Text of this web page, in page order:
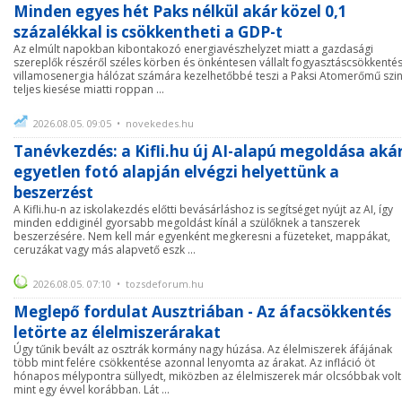
Minden egyes hét Paks nélkül akár közel 0,1
százalékkal is csökkentheti a GDP-t
Az elmúlt napokban kibontakozó energiavészhelyzet miatt a gazdasági
szereplők részéről széles körben és önkéntesen vállalt
villamosenergia hálózat számára kezelhetőbbé teszi a Paksi Atomerőmű
teljes kiesése miatti roppan ...
2026.08.05. 09:05 • novekedes.hu
Tanévkezdés: a Kifli.hu új AI-alapú megoldása
egyetlen fotó alapján elvégzi helyettünk a
beszerzést
A Kifli.hu-n az iskolakezdés előtti bevásárláshoz is segítséget nyújt az AI, így
minden eddiginél gyorsabb megoldást kínál a szülőknek a tanszerek
beszerzésére. Nem kell már egyenként megkeresni a füzeteket, mappákat,
ceruzákat vagy más alapvető eszk ...
2026.08.05. 07:10 • tozsdeforum.hu
Meglepő fordulat Ausztriában - Az áfacsökkentés
letörte az élelmiszerárakat
Úgy tűnik bevált az osztrák kormány nagy húzása. Az élelmiszerek áfájának
több mint felére csökkentése azonnal lenyomta az árakat. Az infláció öt
hónapos mélypontra süllyedt, miközben az élelmiszerek már olcsóbbak
mint egy évvel korábban. Lát ...